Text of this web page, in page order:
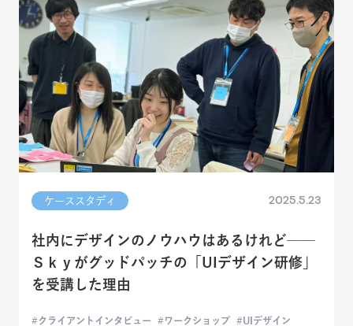
ケーススタディ 2025.5.23
社内にデザインのノウハウはあるけれど──
Ｓｋｙがグッドパッチの「UIデザイン研修」
を受講した理由
クライアントインタビュー ワークショップ UIデザイン